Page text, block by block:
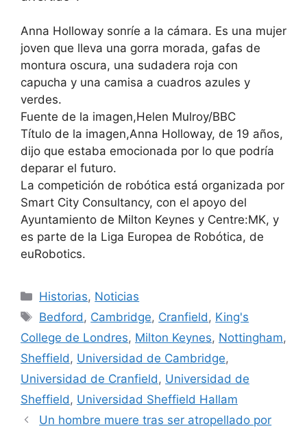
Anna Holloway sonríe a la cámara. Es una mujer
joven que lleva una gorra morada, gafas de
montura oscura, una sudadera roja con
capucha y una camisa a cuadros azules y
verdes.
Fuente de la imagen,Helen Mulroy/BBC
Título de la imagen,Anna Holloway, de 19 años,
dijo que estaba emocionada por lo que podría
deparar el futuro.
La competición de robótica está organizada por
Smart City Consultancy, con el apoyo del
Ayuntamiento de Milton Keynes y Centre:MK, y
es parte de la Liga Europea de Robótica, de
euRobotics.
Categorías
Historias, Noticias
Etiquetas
Bedford, Cambridge, Cranfield, King's
College de Londres, Milton Keynes, Nottingham,
Sheffield, Universidad de Cambridge,
Universidad de Cranfield, Universidad de
Sheffield, Universidad Sheffield Hallam
Un hombre muere tras ser atropellado por